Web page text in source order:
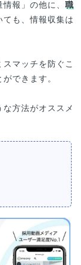
報」の他に、 職
ても、情報収集は
マッチを防ぐこ
できます。
方法がオススメ